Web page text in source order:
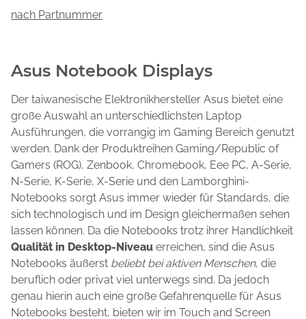
nach Partnummer
Asus Notebook Displays
Der taiwanesische Elektronikhersteller Asus bietet eine
große Auswahl an unterschiedlichsten Laptop
Ausführungen, die vorrangig im Gaming Bereich genutzt
werden. Dank der Produktreihen Gaming/Republic of
Gamers (ROG), Zenbook, Chromebook, Eee PC, A-Serie,
N-Serie, K-Serie, X-Serie und den Lamborghini-
Notebooks sorgt Asus immer wieder für Standards, die
sich technologisch und im Design gleichermaßen sehen
lassen können. Da die Notebooks trotz ihrer Handlichkeit
Qualität in Desktop-Niveau erreichen, sind die Asus
Notebooks äußerst beliebt bei aktiven Menschen, die
beruflich oder privat viel unterwegs sind. Da jedoch
genau hierin auch eine große Gefahrenquelle für Asus
Notebooks besteht, bieten wir im Touch and Screen